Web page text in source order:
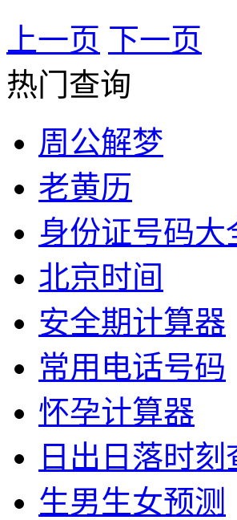
上一页 下一页
热门查询
周公解梦
老黄历
身份证号码大
北京时间
安全期计算器
常用电话号码
怀孕计算器
日出日落时刻
生男生女预测